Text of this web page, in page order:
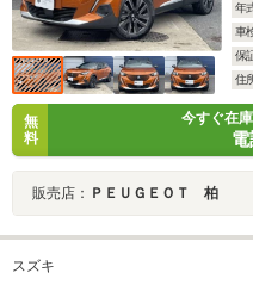
年
車
保
住
無
料
今すぐ在
販売店： ＰＥＵＧＥＯＴ 柏
スズキ